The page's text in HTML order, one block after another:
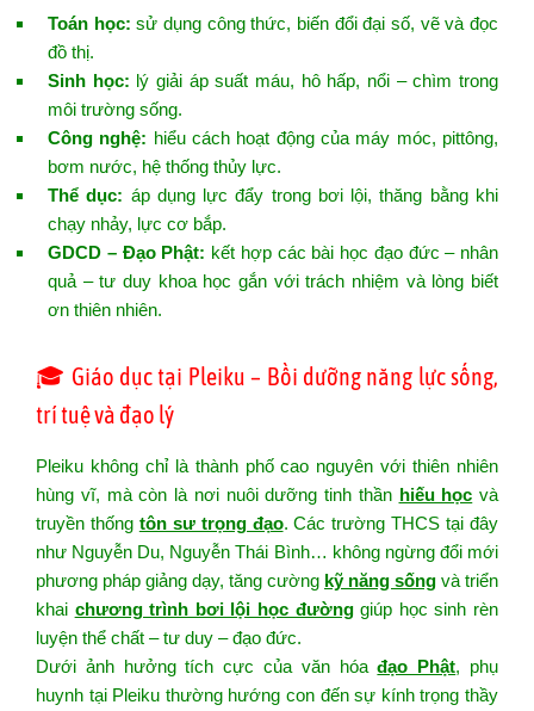
Toán học: sử dụng công thức, biến đổi đại số, vẽ và đọc
đồ thị.
Sinh học: lý giải áp suất máu, hô hấp, nổi – chìm trong
môi trường sống.
Công nghệ: hiểu cách hoạt động của máy móc, pittông,
bơm nước, hệ thống thủy lực.
Thể dục: áp dụng lực đẩy trong bơi lội, thăng bằng khi
chạy nhảy, lực cơ bắp.
GDCD – Đạo Phật: kết hợp các bài học đạo đức – nhân
quả – tư duy khoa học gắn với trách nhiệm và lòng biết
ơn thiên nhiên.
🎓 Giáo dục tại Pleiku – Bồi dưỡng năng lực sống,
trí tuệ và đạo lý
Pleiku không chỉ là thành phố cao nguyên với thiên nhiên
hùng vĩ, mà còn là nơi nuôi dưỡng tinh thần hiếu học và
truyền thống tôn sư trọng đạo. Các trường THCS tại đây
như Nguyễn Du, Nguyễn Thái Bình… không ngừng đổi mới
phương pháp giảng dạy, tăng cường kỹ năng sống và triển
khai chương trình bơi lội học đườnggiúp học sinh rèn
luyện thể chất – tư duy – đạo đức.
Dưới ảnh hưởng tích cực của văn hóađạo Phật, phụ
huynh tại Pleiku thường hướng con đến sự kính trọng thầy